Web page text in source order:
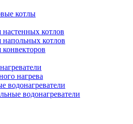
котлы
котлов
котлов
нагрева
водонагреватели
водонагреватели